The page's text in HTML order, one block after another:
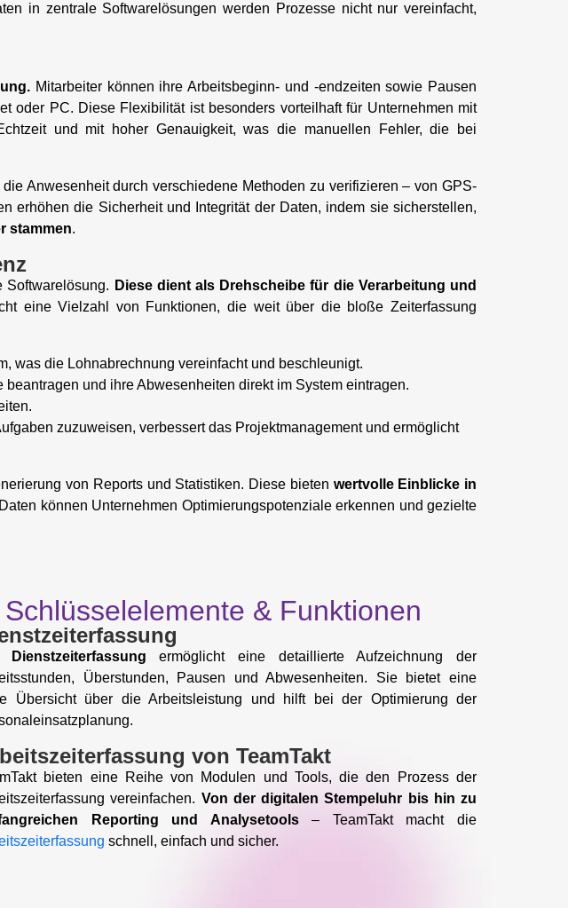
in zentrale Softwarelösungen werden Prozesse nicht nur vereinfacht,
Mitarbeiter können ihre Arbeitsbeginn- und -endzeiten sowie Pausen
oder PC. Diese Flexibilität ist besonders vorteilhaft für Unternehmen mit
und mit hoher Genauigkeit, was die manuellen Fehler, die bei
Anwesenheit durch verschiedene Methoden zu verifizieren – von GPS-
erhöhen die Sicherheit und Integrität der Daten, indem sie sicherstellen,
stammen.
Softwarelösung. Diese dient als Drehscheibe für die Verarbeitung und
eine Vielzahl von Funktionen, die weit über die bloße Zeiterfassung
was die Lohnabrechnung vereinfacht und beschleunigt.
und ihre Abwesenheiten direkt im System eintragen.
zuzuweisen, verbessert das Projektmanagement und ermöglicht
von Reports und Statistiken. Diese bieten wertvolle Einblicke in
können Unternehmen Optimierungspotenziale erkennen und gezielte
Schlüsselelemente & Funktionen
Dienstzeiterfassung ermöglicht eine detaillierte Aufzeichnung der
Überstunden, Pausen und Abwesenheiten. Sie bietet eine
Übersicht über die Arbeitsleistung und hilft bei der Optimierung der
von TeamTakt
bieten eine Reihe von Modulen und Tools, die den Prozess der
vereinfachen. Von der digitalen Stempeluhr bis hin zu
Reporting und Analysetools– TeamTakt macht die
schnell, einfach und sicher.